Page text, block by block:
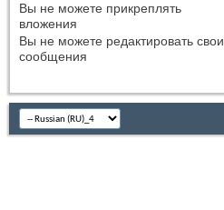
Вы не можете прикреплять
вложения
Вы не можете редактировать свои
сообщения